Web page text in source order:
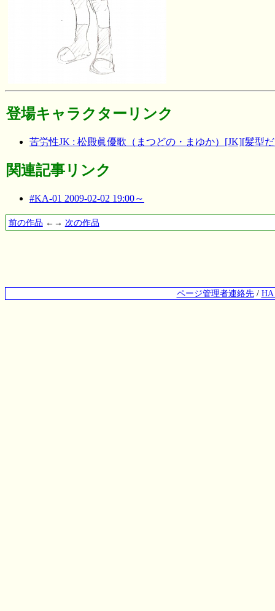
登場キャラクターリンク
苦労性JK : 松殿眞優歌（まつどの・まゆか）[JK][髪型
関連記事リンク
#KA-01 2009-02-02 19:00～
前の作品 ←→ 次の作品
ページ管理者連絡先/ HA